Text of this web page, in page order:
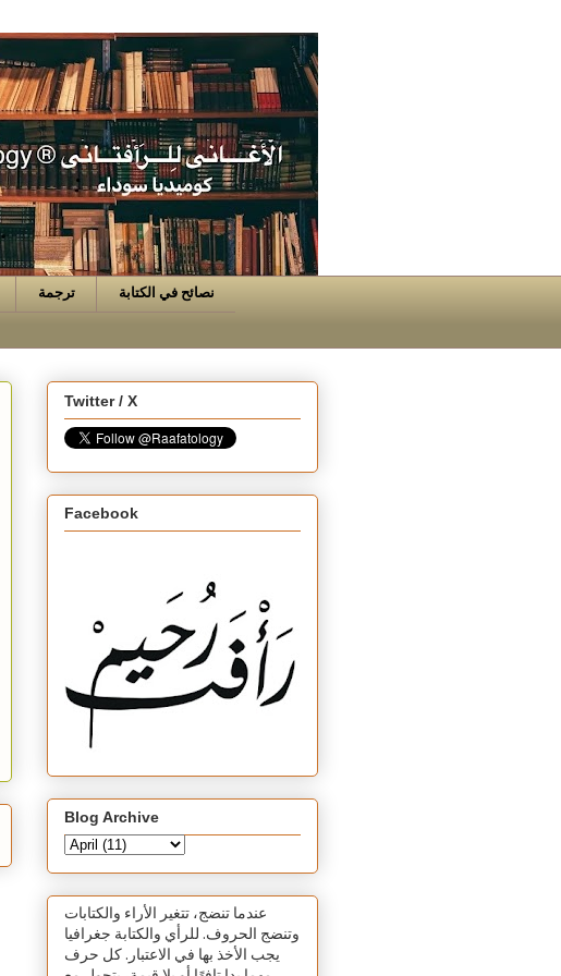
ترجمة نصائح في الكتابة
Twitter / X
Facebook
Blog Archive
عندما تنضج، تتغير الأراء والكتابات
وتنضج الحروف. للرأي والكتابة جغرافيا
يجب الأخذ بها في الاعتبار. كل حرف